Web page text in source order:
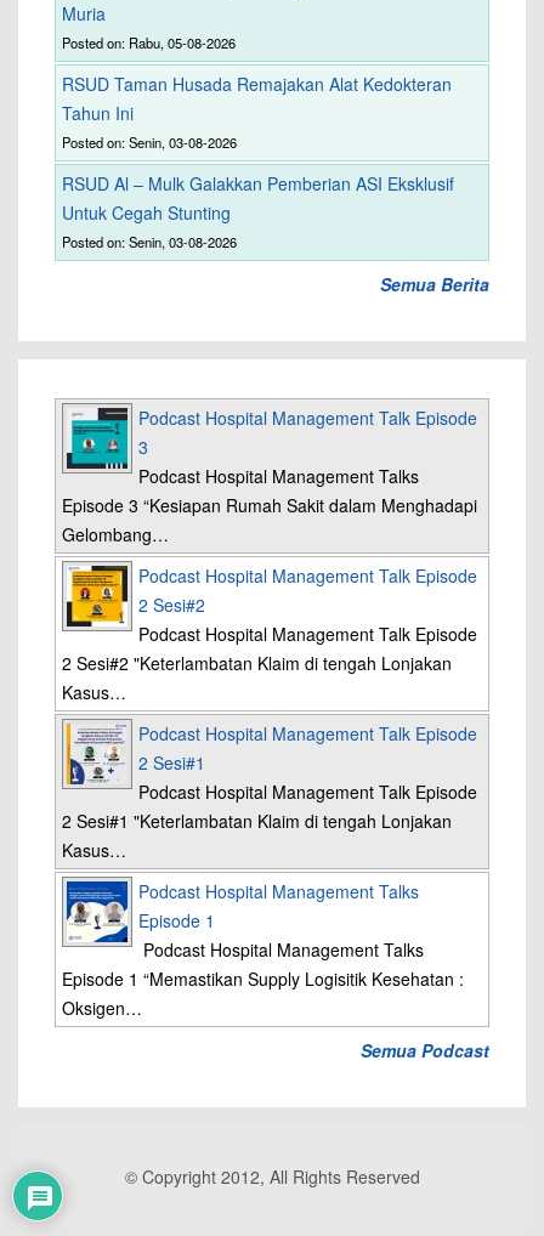
Muria
Posted on: Rabu, 05-08-2026
RSUD Taman Husada Remajakan Alat Kedokteran
Tahun Ini
Posted on: Senin, 03-08-2026
RSUD Al – Mulk Galakkan Pemberian ASI Eksklusif
Untuk Cegah Stunting
Posted on: Senin, 03-08-2026
Semua Berita
Podcast Hospital Management Talk Episode
3
Podcast Hospital Management Talks
Episode 3 “Kesiapan Rumah Sakit dalam Menghadapi
Gelombang…
Podcast Hospital Management Talk Episode
2 Sesi#2
Podcast Hospital Management Talk Episode
2 Sesi#2 "Keterlambatan Klaim di tengah Lonjakan
Kasus…
Podcast Hospital Management Talk Episode
2 Sesi#1
Podcast Hospital Management Talk Episode
2 Sesi#1 "Keterlambatan Klaim di tengah Lonjakan
Kasus…
Podcast Hospital Management Talks
Episode 1
Podcast Hospital Management Talks
Episode 1 “Memastikan Supply Logisitik Kesehatan :
Oksigen…
Semua Podcast
© Copyright 2012, All Rights Reserved